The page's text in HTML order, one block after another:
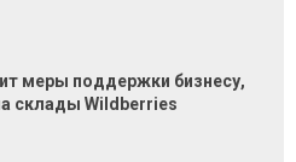
меры поддержки бизнесу,
склады Wildberries